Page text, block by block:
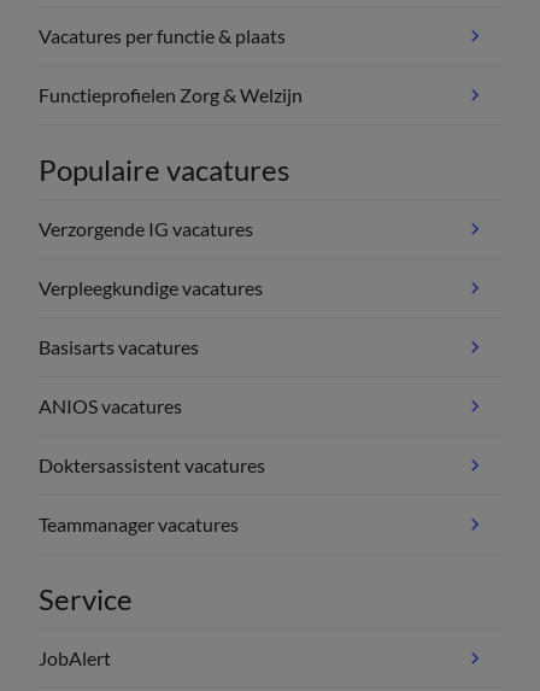
Vacatures per functie & plaats
Functieprofielen Zorg & Welzijn
Populaire vacatures
Verzorgende IG vacatures
Verpleegkundige vacatures
Basisarts vacatures
ANIOS vacatures
Doktersassistent vacatures
Teammanager vacatures
Service
JobAlert